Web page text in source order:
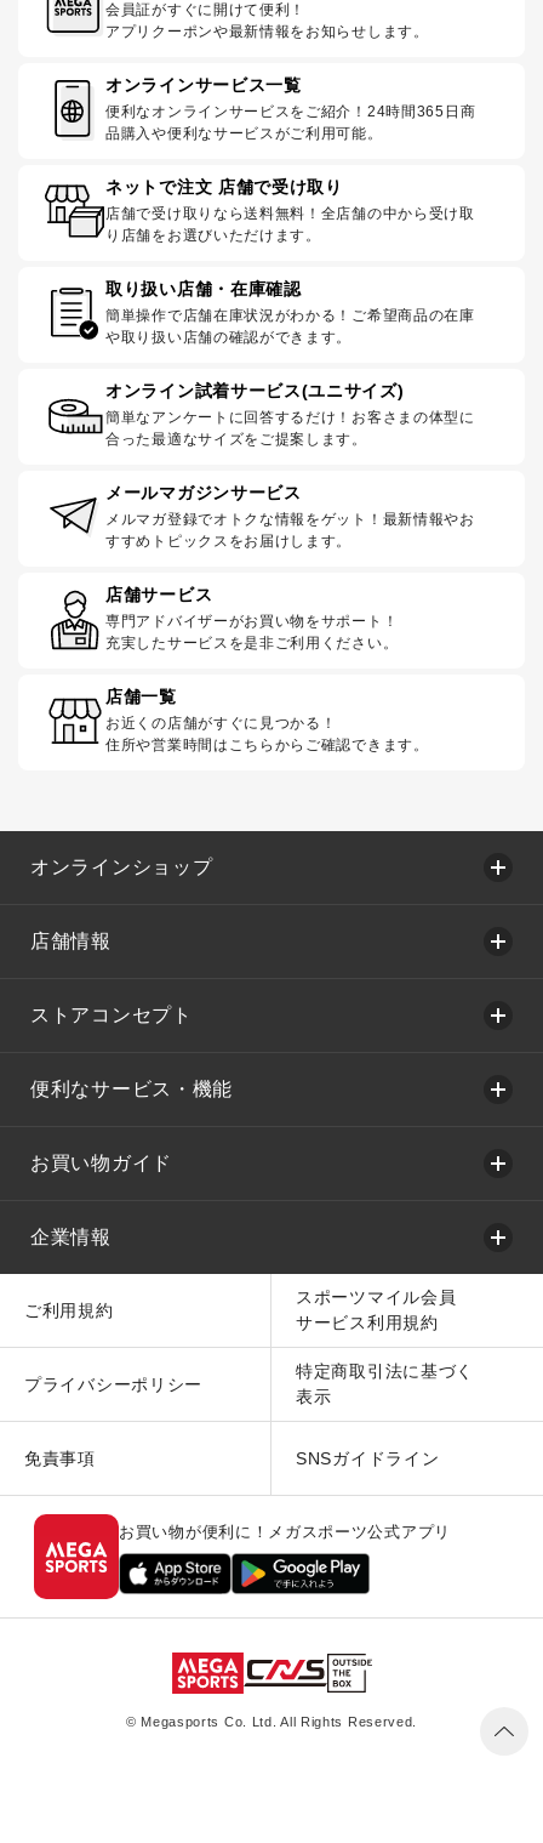
会員証がすぐに開けて便利！
アプリクーポンや最新情報をお知らせします。
オンラインサービス一覧
便利なオンラインサービスをご紹介！24時間365日商
品購入や便利なサービスがご利用可能。
ネットで注文 店舗で受け取り
店舗で受け取りなら送料無料！全店舗の中から受け取
り店舗をお選びいただけます。
取り扱い店舗・在庫確認
簡単操作で店舗在庫状況がわかる！ご希望商品の在庫
や取り扱い店舗の確認ができます。
オンライン試着サービス(ユニサイズ)
簡単なアンケートに回答するだけ！お客さまの体型に
合った最適なサイズをご提案します。
メールマガジンサービス
メルマガ登録でオトクな情報をゲット！最新情報やお
すすめトピックスをお届けします。
店舗サービス
専門アドバイザーがお買い物をサポート！
充実したサービスを是非ご利用ください。
店舗一覧
お近くの店舗がすぐに見つかる！
住所や営業時間はこちらからご確認できます。
オンラインショップ
店舗情報
ストアコンセプト
便利なサービス・機能
お買い物ガイド
企業情報
ご利用規約
スポーツマイル会員
サービス利用規約
プライバシーポリシー
特定商取引法に基づく
表示
免責事項 SNSガイドライン
お買い物が便利に！メガスポーツ公式アプリ
© Megasports Co. Ltd. All Rights Reserved.